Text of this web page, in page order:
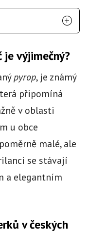
je výjimečný?
pyrop, je známý
připomíná
v oblasti
u obce
malé, ale
se stávají
a elegantním
v českých